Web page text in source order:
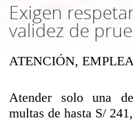
Exigen
validez de
ATENCIÓN,
Atender solo una
multas de hasta S/
Más Cursos